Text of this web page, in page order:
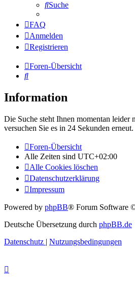
Suche
FAQ
Anmelden
Registrieren
Foren-Übersicht
Suche
Information
Die Suche steht Ihnen momentan leider
versuchen Sie es in 24 Sekunden erneut.
Foren-Übersicht
Alle Zeiten sind UTC+02:00
Alle Cookies löschen
Datenschutzerklärung
Impressum
Powered by phpBB® Forum Software
Deutsche Übersetzung durch phpBB.de
Datenschutz | Nutzungsbedingungen